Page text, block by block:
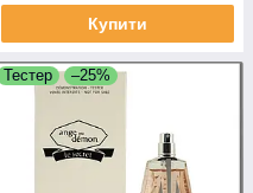
Купити
Тестер –25%